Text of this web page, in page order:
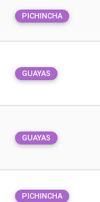
PICHINCHA
GUAYAS
GUAYAS
PICHINCHA